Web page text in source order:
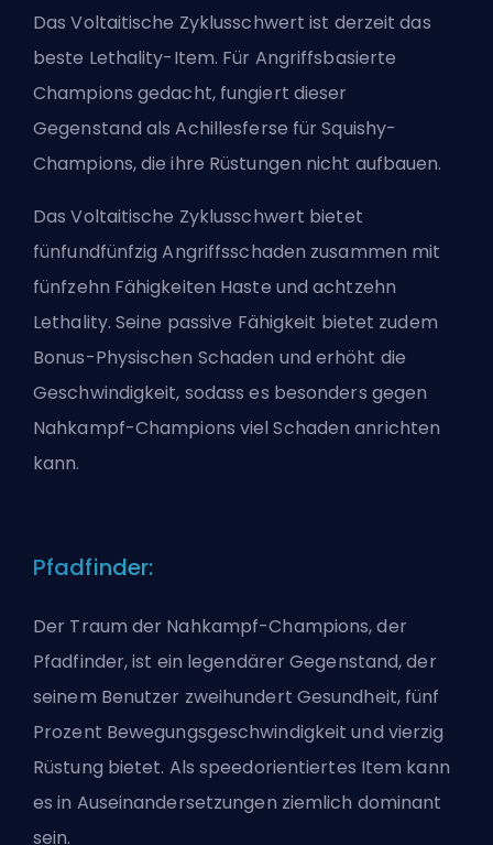
Das Voltaitische Zyklusschwert ist derzeit das
beste Lethality-Item. Für Angriffsbasierte
Champions gedacht, fungiert dieser
Gegenstand als Achillesferse für Squishy-
Champions, die ihre Rüstungen nicht aufbauen.
Das Voltaitische Zyklusschwert bietet
fünfundfünfzig Angriffsschaden zusammen mit
fünfzehn Fähigkeiten Haste und achtzehn
Lethality. Seine passive Fähigkeit bietet zudem
Bonus-Physischen Schaden und erhöht die
Geschwindigkeit, sodass es besonders gegen
Nahkampf-Champions viel Schaden anrichten
kann.
Pfadfinder:
Der Traum der Nahkampf-Champions, der
Pfadfinder, ist ein legendärer Gegenstand, der
seinem Benutzer zweihundert Gesundheit, fünf
Prozent Bewegungsgeschwindigkeit und vierzig
Rüstung bietet. Als speedorientiertes Item kann
es in Auseinandersetzungen ziemlich dominant
sein.